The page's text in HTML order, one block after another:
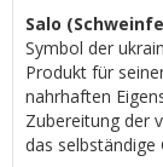
Salo
Symbol der
Produkt für
nahrhaften
Zubereitung der
das selbständige